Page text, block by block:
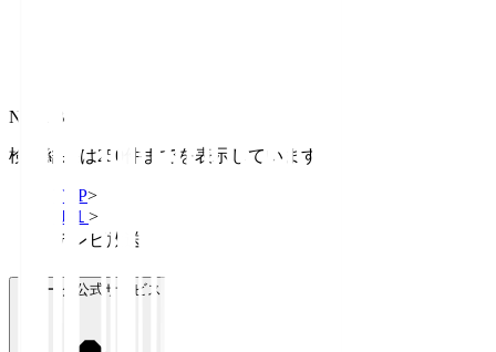
NHK BS
検索結果は250件までを表示しています
TOP>
Ｊ１ >
テレビ放送
Ｊリーグ公式サービス